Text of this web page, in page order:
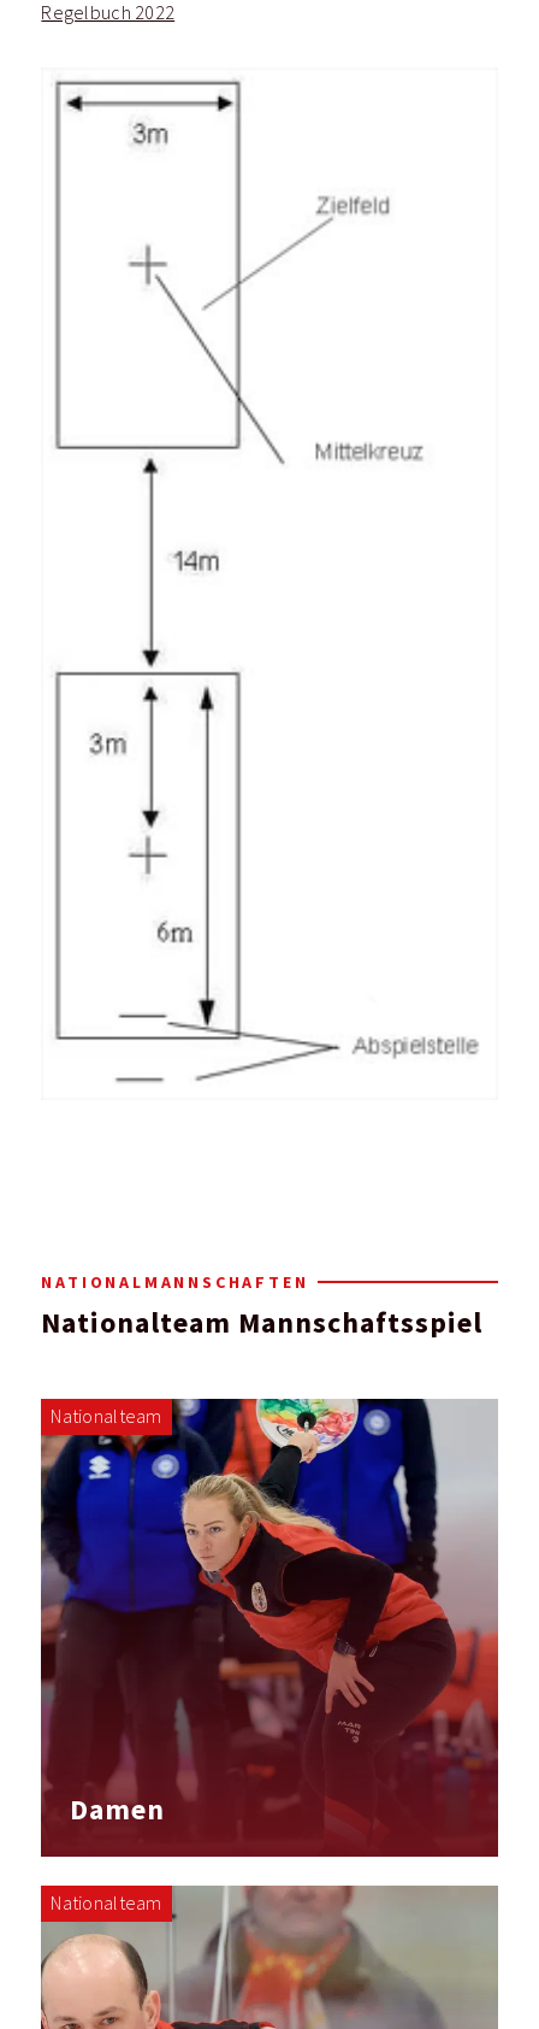
Regelbuch 2022
NATIONALMANNSCHAFTEN
Nationalteam Mannschaftsspiel
Nationalteam
Damen
Nationalteam